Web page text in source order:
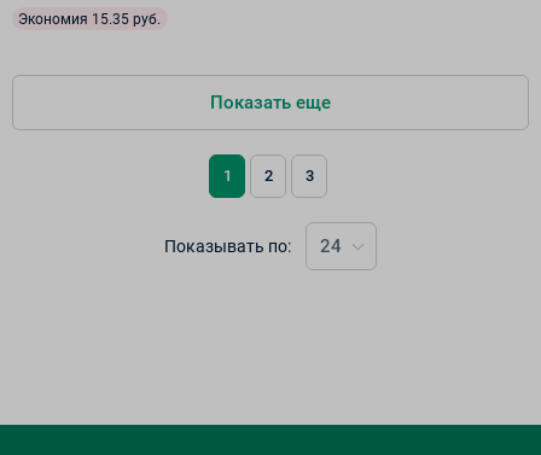
Экономия 15.35 руб.
Показать еще
Показывать по: 24
1 2 3